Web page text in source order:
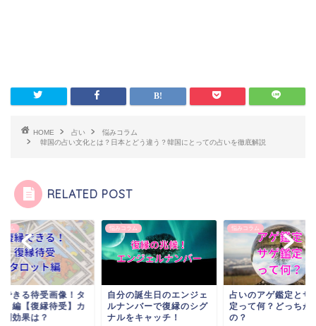
HOME 占い
悩みコラム
韓国の占い文化とは？日本とどう違う？韓国にとっての占いを徹底解説
RELATED POST
ラム
できる待受画像！タ
ト編【復縁待受】カ
別効果は？
悩みコラム
自分の誕生日のエンジェ
ルナンバーで復縁のシグ
ナルをキャッチ！
悩みコラム
占いのアゲ鑑定とサ
定って何？どっちが
の？